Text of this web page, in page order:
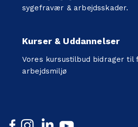
sygefravær & arbejdsskader.
Kurser & Uddannelser
Vores kursustilbud bidrager til
arbejdsmiljø